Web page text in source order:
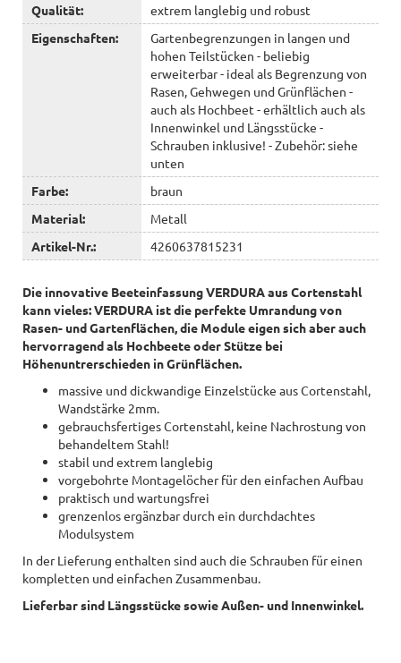
Qualität:
extrem langlebig und robust
Eigenschaften:
Gartenbegrenzungen in langen und
hohen Teilstücken - beliebig
erweiterbar - ideal als Begrenzung von
Rasen, Gehwegen und Grünflächen -
auch als Hochbeet - erhältlich auch als
Innenwinkel und Längsstücke -
Schrauben inklusive! - Zubehör: siehe
unten
Farbe:
braun
Material:
Metall
Artikel-Nr.:
4260637815231
Die innovative Beeteinfassung VERDURA aus Cortenstahl
kann vieles: VERDURA ist die perfekte Umrandung von
Rasen- und Gartenflächen, die Module eigen sich aber auch
hervorragend als Hochbeete oder Stütze bei
Höhenuntrerschieden in Grünflächen.
massive und dickwandige Einzelstücke aus Cortenstahl,
Wandstärke 2mm.
gebrauchsfertiges Cortenstahl, keine Nachrostung von
behandeltem Stahl!
stabil und extrem langlebig
vorgebohrte Montagelöcher für den einfachen Aufbau
praktisch und wartungsfrei
grenzenlos ergänzbar durch ein durchdachtes
Modulsystem
In der Lieferung enthalten sind auch die Schrauben für einen
kompletten und einfachen Zusammenbau.
Lieferbar sind Längsstücke sowie Außen- und Innenwinkel.